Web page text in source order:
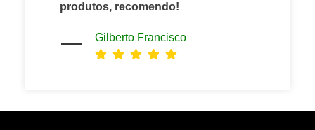
produtos, recomendo!
Gilberto Francisco